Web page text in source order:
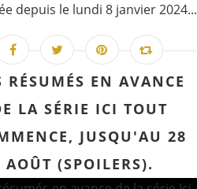
depuis le lundi 8 janvier 2024...
RÉSUMÉS EN AVANCE
LA SÉRIE ICI TOUT
JUSQU'AU 28
AOÛT (SPOILERS).